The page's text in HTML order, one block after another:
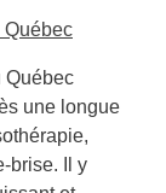
Québec
une longue
brise. Il y